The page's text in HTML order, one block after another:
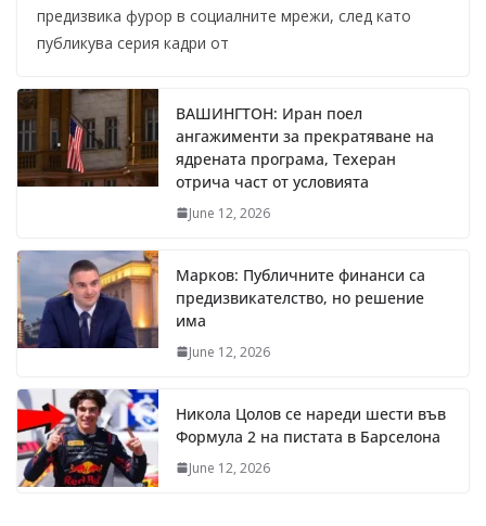
предизвика фурор в социалните мрежи, след като
публикува серия кадри от
ВАШИНГТОН: Иран поел
ангажименти за прекратяване на
ядрената програма, Техеран
отрича част от условията
June 12, 2026
Марков: Публичните финанси са
предизвикателство, но решение
има
June 12, 2026
Никола Цолов се нареди шести във
Формула 2 на пистата в Барселона
June 12, 2026